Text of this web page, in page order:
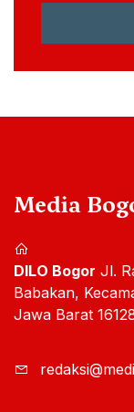
Media
DILO Bogor Jl.
Babakan,
Jawa Barat